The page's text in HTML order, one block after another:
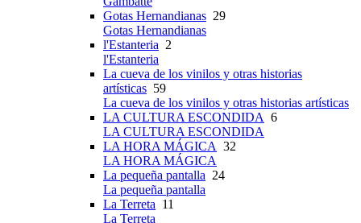
Gotas Hernandianas 29
Gotas Hernandianas
l'Estanteria 2
l'Estanteria
La cueva de los vinilos y otras historias
artísticas 59
La cueva de los vinilos y otras historias artísticas
LA CULTURA ESCONDIDA 6
LA CULTURA ESCONDIDA
LA HORA MÁGICA 32
LA HORA MÁGICA
La pequeña pantalla 24
La pequeña pantalla
La Terreta 11
La Terreta